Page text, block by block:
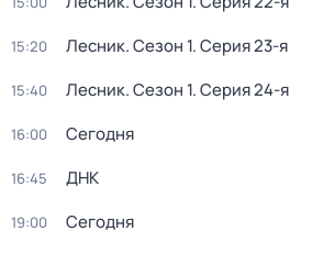
15:20 Лесник. Сезон 1. Серия 23-я
15:40 Лесник. Сезон 1. Серия 24-я
16:00 Сегодня
16:45 ДНК
19:00 Сегодня